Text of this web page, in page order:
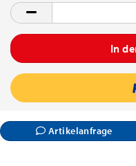
Rolle
Artikelanfrage